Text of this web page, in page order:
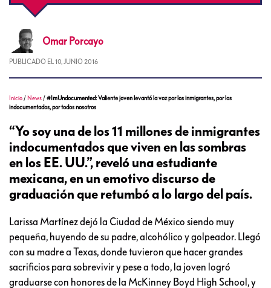
Omar Porcayo
PUBLICADO EL 10, JUNIO 2016
Inicio / News /#ImUndocumented: Valiente joven levantó la voz por los inmigrantes, por los
indocumentados, por todos nosotros
“Yo soy una de los 11 millones de inmigrantes
indocumentados que viven en las sombras
en los EE. UU.”, reveló una estudiante
mexicana, en un emotivo discurso de
graduación que retumbó a lo largo del país.
Larissa Martínez dejó la Ciudad de México siendo muy
pequeña, huyendo de su padre, alcohólico y golpeador. Llegó
con su madre a Texas, donde tuvieron que hacer grandes
sacrificios para sobrevivir y pese a todo, la joven logró
graduarse con honores de la McKinney Boyd High School, y